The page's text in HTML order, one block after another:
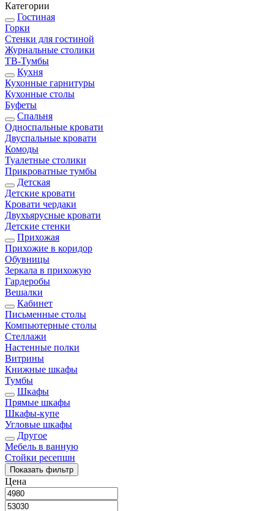
Категории
Гостиная
Горки
Стенки для гостиной
Журнальные столики
TВ-Тумбы
Кухня
Кухонные гарнитуры
Кухонные столы
Буфеты
Спальня
Односпальные кровати
Двуспальные кровати
Комоды
Туалетные столики
Прикроватные тумбы
Детская
Детские кровати
Кровати чердаки
Двухъярусные кровати
Детские стенки
Прихожая
Прихожие в коридор
Обувницы
Зеркала в прихожую
Гардеробы
Вешалки
Кабинет
Письменные столы
Компьютерные столы
Стеллажи
Настенные полки
Витрины
Книжные шкафы
Тумбы
Шкафы
Прямые шкафы
Шкафы-купе
Угловые шкафы
Другое
Мебель в ванную
Стойки ресепшн
Показать фильтр
Цена